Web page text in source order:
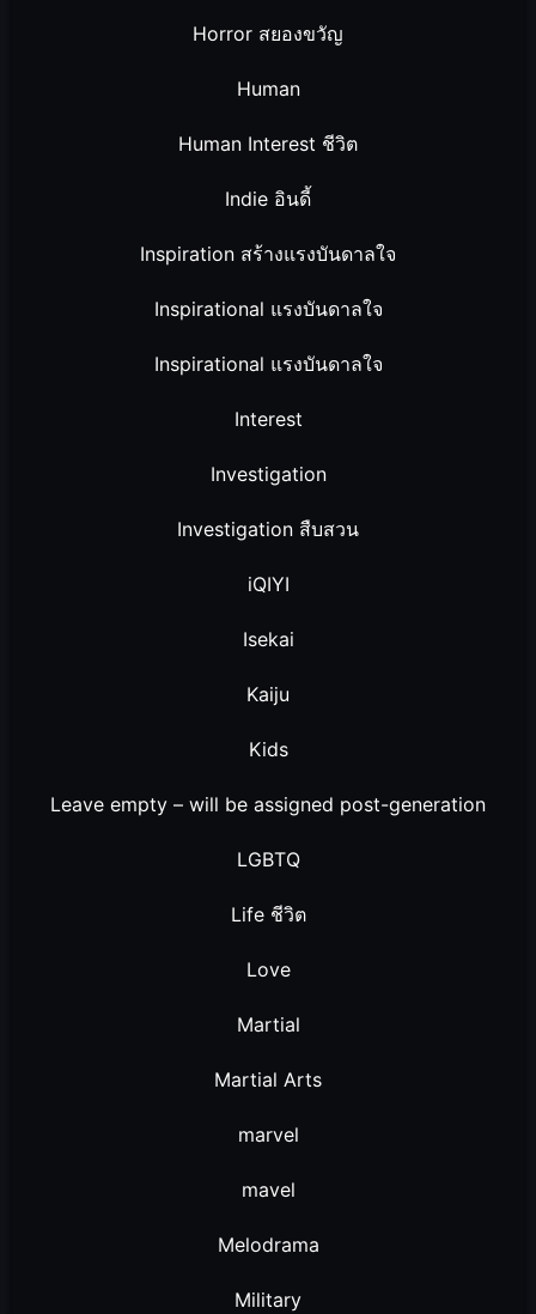
Horror สยองขวัญ
Human
Human Interest ชีวิต
Indie อินดี้
Inspiration สร้างแรงบันดาลใจ
Inspirational แรงบันดาลใจ
Inspirational แรงบันดาลใจ
Interest
Investigation
Investigation สืบสวน
iQIYI
Isekai
Kaiju
Kids
Leave empty – will be assigned post-generation
LGBTQ
Life ชีวิต
Love
Martial
Martial Arts
marvel
mavel
Melodrama
Military